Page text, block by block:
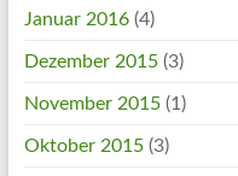
Januar 2016(4)
Dezember 2015(3)
November 2015(1)
Oktober 2015(3)